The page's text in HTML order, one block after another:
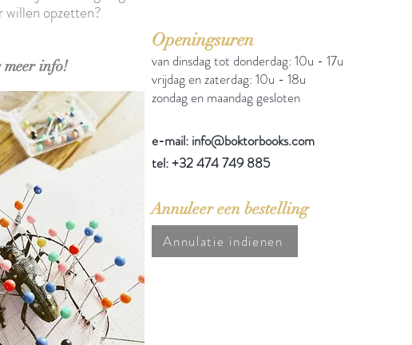
info!
willen opzetten?
Openingsuren
van dinsdag tot donderdag: 10u - 17u
vrijdag en zaterdag: 10u - 18u
zondag en maandag gesloten
e-mail: info@boktorbooks.com
tel: +32 474 749 885
Annuleer een bestelling
Annulatie indienen